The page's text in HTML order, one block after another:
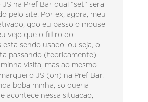
na Pref Bar qual “set” sera
pelo site. Por ex, agora, meu
qdo eu passo o mouse
vejo que o filtro do
esta sendo usado, ou seja, o
passando (teoricamente)
visita, mas ao mesmo
o JS (on) na Pref Bar.
boba minha, so queria
acontece nessa situacao,